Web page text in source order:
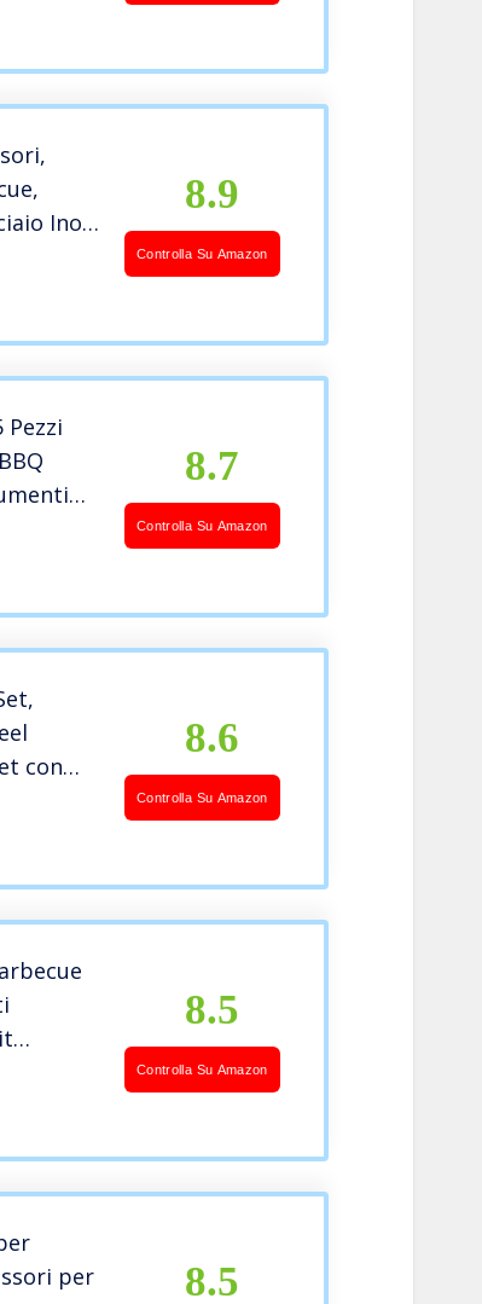
di
Inox
8.9
Controlla Su Amazon
Pezzi
8.7
Controlla Su Amazon
con
8.6
Controlla Su Amazon
Uomo
8.5
Controlla Su Amazon
per
8.5